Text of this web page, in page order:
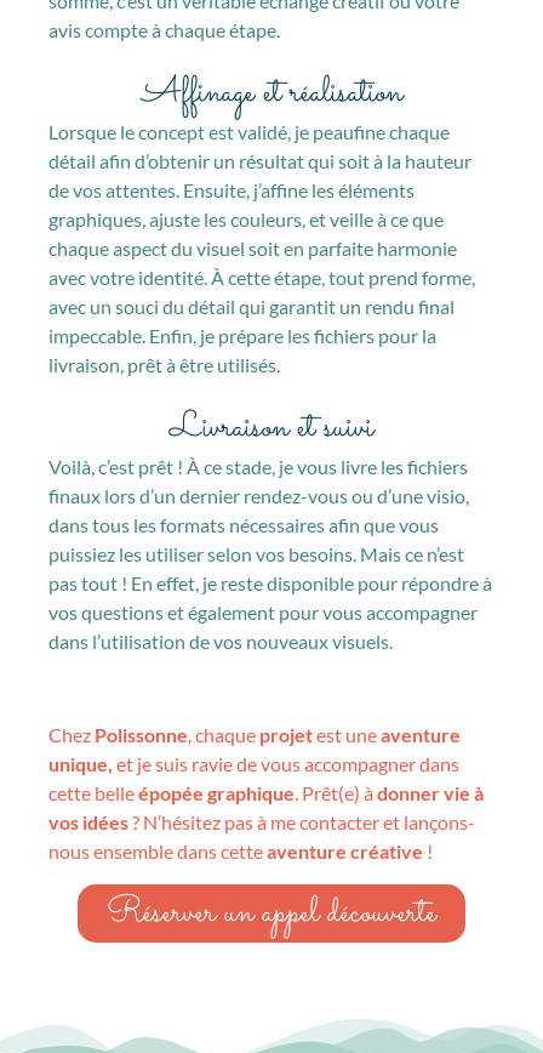
avis compte à chaque étape.
Affinage et réalisation
Lorsque le concept est validé, je peaufine chaque
détail afin d’obtenir un résultat qui soit à la hauteur
de vos attentes. Ensuite, j’affine les éléments
graphiques, ajuste les couleurs, et veille à ce que
chaque aspect du visuel soit en parfaite harmonie
avec votre identité. À cette étape, tout prend forme,
avec un souci du détail qui garantit un rendu final
impeccable. Enfin, je prépare les fichiers pour la
livraison, prêt à être utilisés.
Livraison et suivi
Voilà, c’est prêt ! À ce stade, je vous livre les fichiers
finaux lors d’un dernier rendez-vous ou d’une visio,
dans tous les formats nécessaires afin que vous
puissiez les utiliser selon vos besoins. Mais ce n’est
pas tout ! En effet, je reste disponible pour répondre à
vos questions et également pour vous accompagner
dans l’utilisation de vos nouveaux visuels.
Chez Polissonne, chaque projetest uneaventure
unique, et je suis ravie de vous accompagner dans
cette belleépopée graphique. Prêt(e) à donner vie à
vos idées? N’hésitez pas à me contacter et lançons-
nous ensemble dans cetteaventure créative !
Réserver un appel découverte